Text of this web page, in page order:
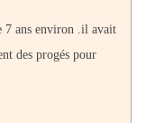
7 ans environ .il avait
des progés pour